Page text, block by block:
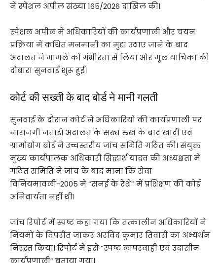
ने स्पेशल अपील संख्या 165/2026 दाखिल की।
स्पेशल अपील में अधिकारियों की कार्यप्रणाली और चयन
प्रक्रिया में कथित मनमानी का मुद्दा उठाए जाने के बाद
अदालत ने मामले को गंभीरता से लिया और मूल याचिका की
दोबारा सुनवाई शुरू हुई।
कोर्ट की सख्ती के बाद बोर्ड ने मानी गलती
सुनवाई के दौरान कोर्ट ने अधिकारियों की कार्यप्रणाली पर
नाराजगी जताई। अदालत के सख्त रुख के बाद खादी एवं
ग्रामोद्योग बोर्ड ने उच्चस्तरीय जांच समिति गठित की। संयुक्त
मुख्य कार्यपालक अधिकारी सिद्धार्थ यादव की अध्यक्षता में
गठित समिति ने जांच के बाद माना कि सेवा
विनियमावली-2005 में “सनई के रेशे” में प्रशिक्षण की कोई
अनिवार्यता नहीं थी।
जांच रिपोर्ट में स्पष्ट कहा गया कि तत्कालीन अधिकारियों ने
नियमों के विपरीत जाकर अरविंद कुमार तिवारी का अभ्यर्थन
निरस्त किया। रिपोर्ट में इसे “स्पष्ट लापरवाही एवं उदासीन
कार्यप्रणाली” बताया गया।